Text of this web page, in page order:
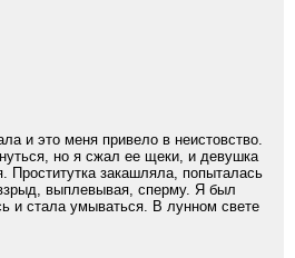
и это меня привело в неистовство.
но я сжал ее щеки, и девушка
Проститутка закашляла, попыталась
выплевывая, сперму. Я был
и стала умываться. В лунном свете